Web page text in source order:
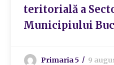
teritorială a
Municipiului
Primaria 5 9